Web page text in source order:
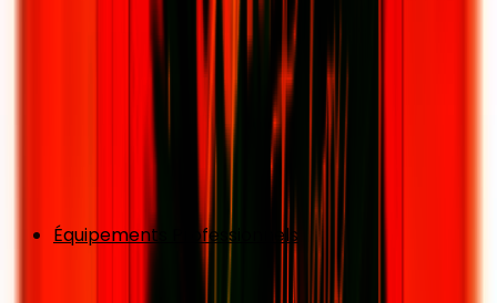
Équipements Professionnels